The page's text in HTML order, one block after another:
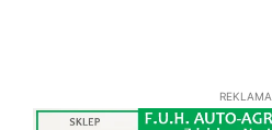
REKLAMA